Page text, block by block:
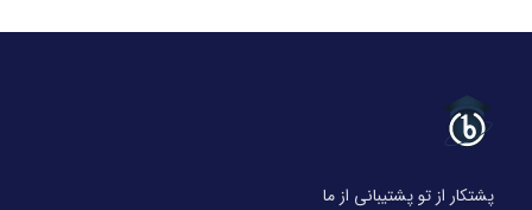
پشتکار از تو پشتیبانی از ما